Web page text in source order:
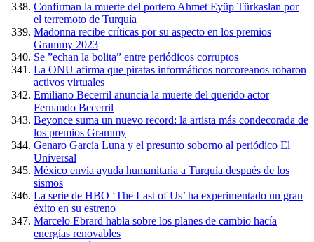
Confirman la muerte del portero Ahmet Eyüp Türkaslan por
el terremoto de Turquía
Madonna recibe críticas por su aspecto en los premios
Grammy 2023
Se ”echan la bolita” entre periódicos corruptos
La ONU afirma que piratas informáticos norcoreanos robaron
activos virtuales
Emiliano Becerril anuncia la muerte del querido actor
Fernando Becerril
Beyonce suma un nuevo record: la artista más condecorada de
los premios Grammy
Genaro García Luna y el presunto soborno al periódico El
Universal
México envía ayuda humanitaria a Turquía después de los
sismos
La serie de HBO ‘The Last of Us’ ha experimentado un gran
éxito en su estreno
Marcelo Ebrard habla sobre los planes de cambio hacía
energías renovables